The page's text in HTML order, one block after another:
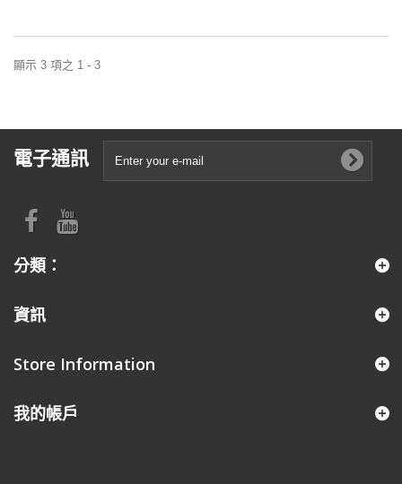
顯示 3 項之 1 - 3
電子通訊
分類：
資訊
Store Information
我的帳戶